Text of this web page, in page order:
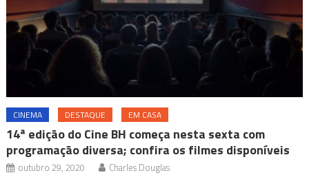
CINEMA DESTAQUE EM CASA
14ª edição do Cine BH começa nesta sexta com
programação diversa; confira os filmes disponíveis
outubro 29, 2020 Charles Douglas